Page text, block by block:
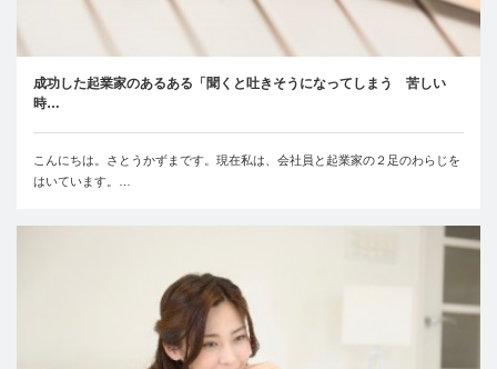
成功した起業家のあるある「聞くと吐きそうになってしまう 苦しい
時…
こんにちは。さとうかずまです。現在私は、会社員と起業家の２足のわらじを
はいています。…